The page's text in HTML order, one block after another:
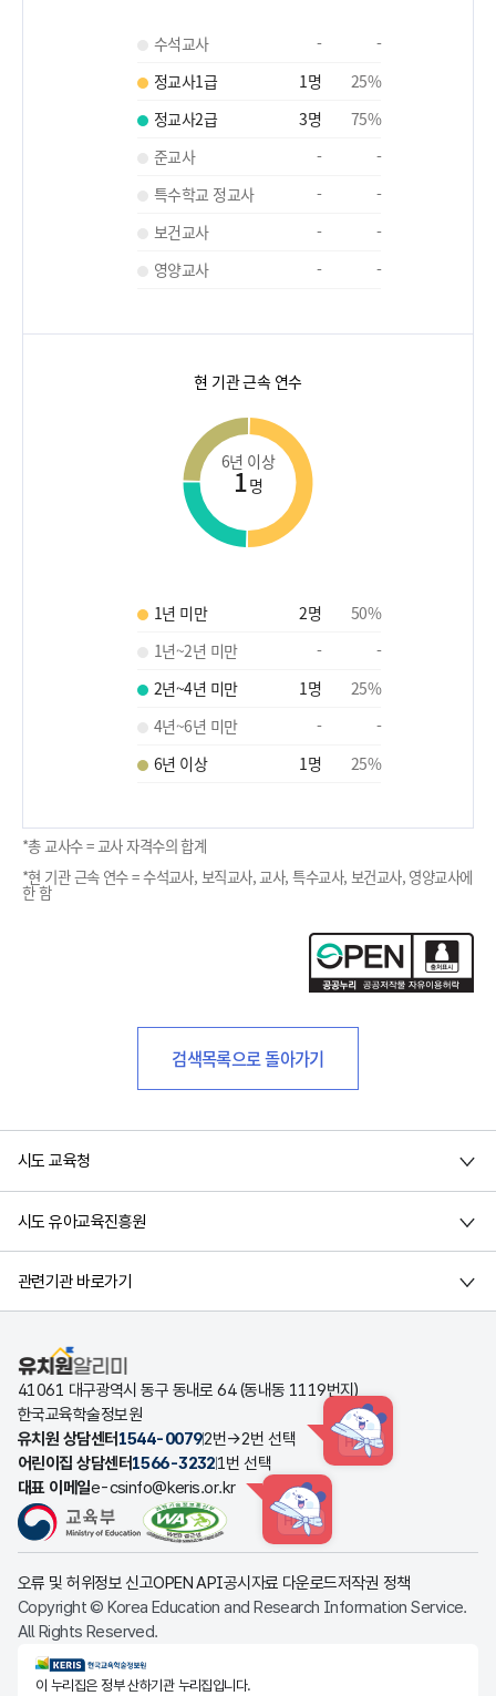
수석교사 -
-
정교사1급
1명 25%
정교사2급
3명 75%
준교사
-
-
특수학교 정교사
-
-
보건교사
-
-
영양교사
- -
현 기관 근속 연수
6년 이상
1명
1년 미만 2명 50%
1년~2년 미만
-
-
2년~4년 미만
1명 25%
4년~6년 미만
-
-
6년 이상
1명 25%
*총 교사수 = 교사 자격수의 합계
*현 기관 근속 연수 = 수석교사, 보직교사, 교사, 특수교사, 보건교사, 영양교사에
한 함
검색목록으로 돌아가기
시도 교육청
시도 유아교육진흥원
관련기관 바로가기
유치원알리미
41061 대구광역시 동구 동내로 64 (동내동 1119번지)
한국교육학술정보원
유치원 상담센터 1544-00792번→2번 선택 HINT
어린이집 상담센터1566-32321번 선택
대표 이메일e-csinfo@keris.or.kr
HINT
오류 및 허위정보 신고OPEN API공시자료 다운로드저작권 정책
Copyright © Korea Education and Research Information Service.
All Rights Reserved.
KERIS한국교육학술정보원
이 누리집은 정부 산하기관 누리집입니다.